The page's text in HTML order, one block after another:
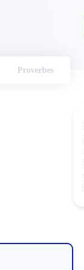
Proverbes